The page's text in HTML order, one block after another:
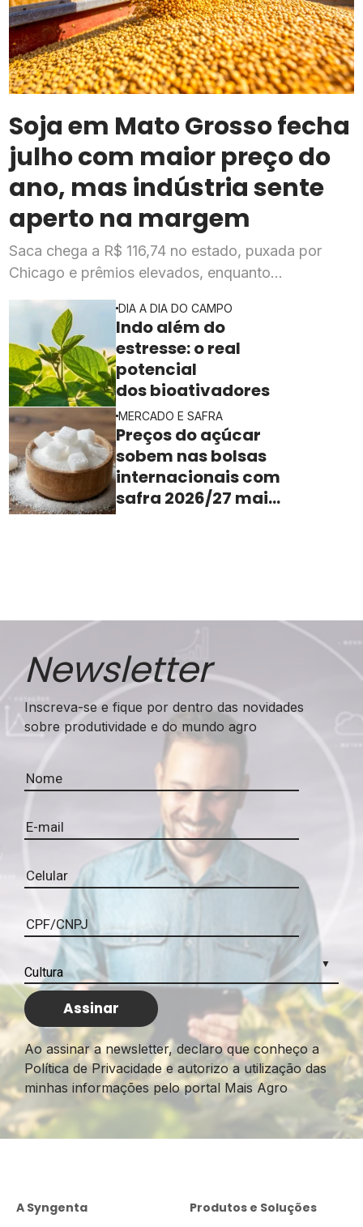
Soja em Mato Grosso fecha
julho com maior preço do
ano, mas indústria sente
aperto na margem
Saca chega a R$ 116,74 no estado, puxada por
Chicago e prêmios elevados, enquanto
rentabilidade
DIA A DIA DO CAMPO
Indo além do
estresse: o real
potencial
dos bioativadores
MERCADO E SAFRA
Preços do açúcar
sobem nas bolsas
internacionais com
safra 2026/27 mais
Newsletter
Inscreva-se e fique por dentro das novidades
sobre produtividade e do mundo agro
Ao assinar a newsletter, declaro que conheço a
Política de Privacidade e autorizo a utilização das
minhas informações pelo portal Mais Agro
A Syngenta Produtos e Soluções